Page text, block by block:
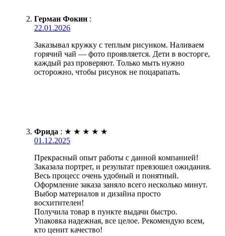
Герман Фокин :
22.01.2026
Заказывал кружку с теплым рисунком. Наливаем
горячий чай — фото проявляется. Дети в восторге,
каждый раз проверяют. Только мыть нужно
осторожно, чтобы рисунок не поцарапать.
Фрида : ★ ★ ★ ★ ★
01.12.2025
Прекрасный опыт работы с данной компанией!
Заказала портрет, и результат превзошел ожидания.
Весь процесс очень удобный и понятный.
Оформление заказа заняло всего несколько минут.
Выбор материалов и дизайна просто
восхитителен!
Получила товар в пункте выдачи быстро.
Упаковка надежная, все целое. Рекомендую всем,
кто ценит качество!